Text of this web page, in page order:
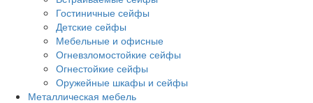
Гостиничные сейфы
Детские сейфы
Мебельные и офисные
Огневзломостойкие сейфы
Огнестойкие сейфы
Оружейные шкафы и сейфы
Металлическая мебель